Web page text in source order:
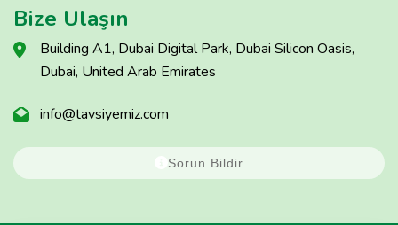
Bize Ulaşın
Building A1, Dubai Digital Park, Dubai Silicon Oasis,
Dubai, United Arab Emirates
info@tavsiyemiz.com
Sorun Bildir